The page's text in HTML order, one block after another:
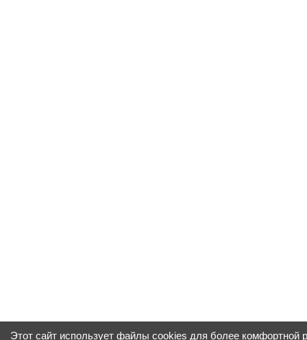
Этот сайт использует файлы cookies для более комфортной